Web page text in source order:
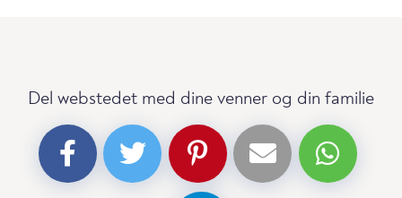
Del webstedet med dine venner og din familie